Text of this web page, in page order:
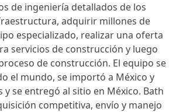
de ingeniería detallados de los
adquirir millones de
especializado, realizar una oferta
servicios de construcción y luego
de construcción. El equipo se
el mundo, se importó a México y
y se entregó al sitio en México. Bath
competitiva, envío y manejo